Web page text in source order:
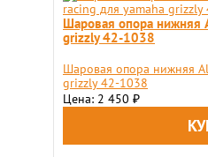
Шаровая опора нижняя
grizzly 42-1038
Шаровая опора нижняя
grizzly 42-1038
Цена: 2 450 ₽